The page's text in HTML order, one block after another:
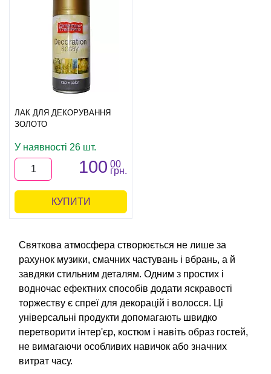
ЛАК ДЛЯ ДЕКОРУВАННЯ
ЗОЛОТО
У наявності 26 шт.
100 00
грн.
КУПИТИ
Святкова атмосфера створюється не лише за
рахунок музики, смачних частувань і вбрань, а й
завдяки стильним деталям. Одним з простих і
водночас ефектних способів додати яскравості
торжеству є спреї для декорацій і волосся. Ці
універсальні продукти допомагають швидко
перетворити інтер'єр, костюм і навіть образ гостей,
не вимагаючи особливих навичок або значних
витрат часу.